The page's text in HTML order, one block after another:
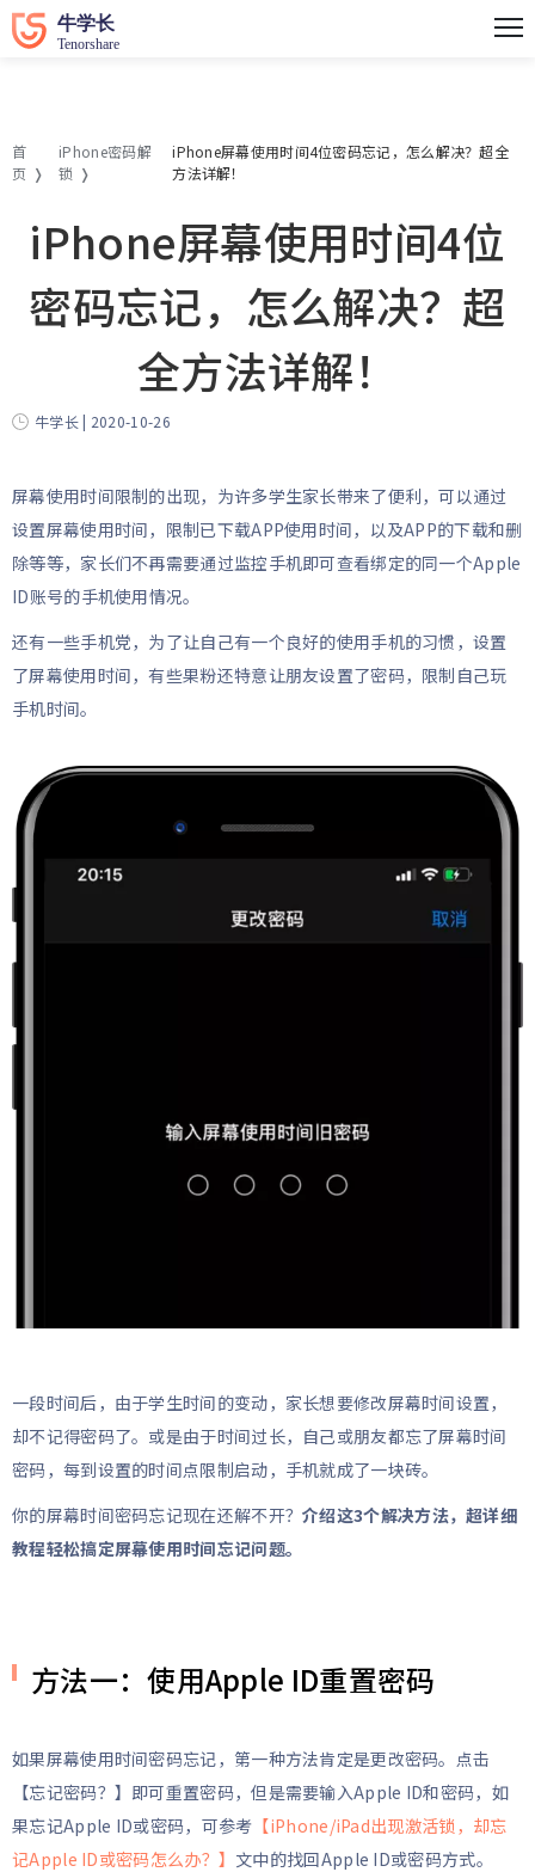
首
页
iPhone密码解
锁
iPhone屏幕使用时间4位密码忘记，怎么解决？超全
方法详解！
iPhone屏幕使用时间4位
密码忘记，怎么解决？超
全方法详解！
牛学长 | 2020-10-26
屏幕使用时间限制的出现，为许多学生家长带来了便利，可以通过
设置屏幕使用时间，限制已下载APP使用时间，以及APP的下载和删
除等等，家长们不再需要通过监控手机即可查看绑定的同一个Apple
ID账号的手机使用情况。
还有一些手机党，为了让自己有一个良好的使用手机的习惯，设置
了屏幕使用时间，有些果粉还特意让朋友设置了密码，限制自己玩
手机时间。
一段时间后，由于学生时间的变动，家长想要修改屏幕时间设置，
却不记得密码了。或是由于时间过长，自己或朋友都忘了屏幕时间
密码，每到设置的时间点限制启动，手机就成了一块砖。
你的屏幕时间密码忘记现在还解不开？介绍这3个解决方法，超详细
教程轻松搞定屏幕使用时间忘记问题。
方法一：使用Apple ID重置密码
如果屏幕使用时间密码忘记，第一种方法肯定是更改密码。点击
【忘记密码？】即可重置密码，但是需要输入Apple ID和密码，如
果忘记Apple ID或密码，可参考 【iPhone/iPad出现激活锁，却忘
记Apple ID或密码怎么办？】 文中的找回Apple ID或密码方式。